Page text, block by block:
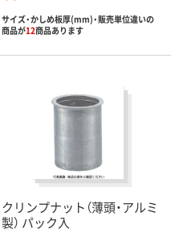
サイズ・かしめ板厚(mm)・販売単位違いの
商品が12商品あります
クリンプナット（薄頭・アルミ
製） パック入